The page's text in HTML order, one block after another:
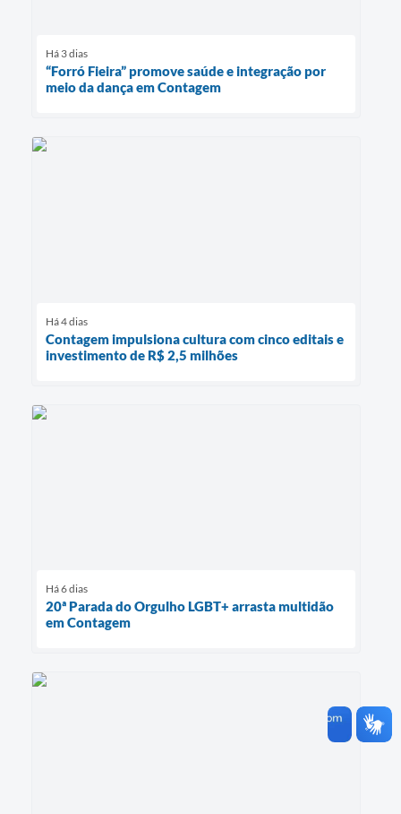
Há 3 dias
“Forró Fieira” promove saúde e integração por
meio da dança em Contagem
Há 4 dias
Contagem impulsiona cultura com cinco editais e
investimento de R$ 2,5 milhões
Há 6 dias
20ª Parada do Orgulho LGBT+ arrasta multidão
em Contagem